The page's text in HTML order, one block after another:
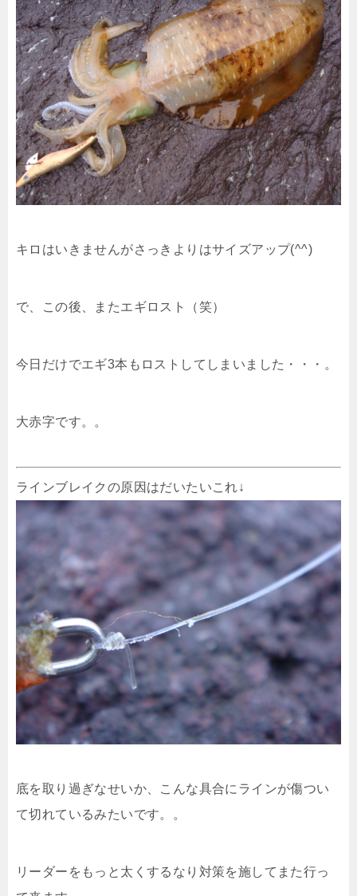
キロはいきませんがさっきよりはサイズアップ(^^)
で、この後、またエギロスト（笑）
今日だけでエギ3本もロストしてしまいました・・・。
大赤字です。。
ラインブレイクの原因はだいたいこれ↓
底を取り過ぎなせいか、こんな具合にラインが傷つい
て切れているみたいです。。
リーダーをもっと太くするなり対策を施してまた行っ